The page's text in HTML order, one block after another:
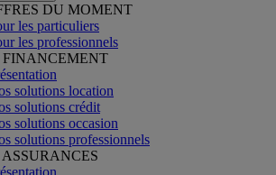
DU MOMENT
les particuliers
les professionnels
solutions location
solutions crédit
solutions occasion
solutions professionnels